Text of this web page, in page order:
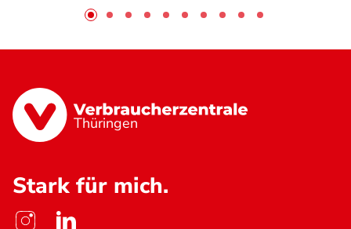
Thüringen
Stark für mich.